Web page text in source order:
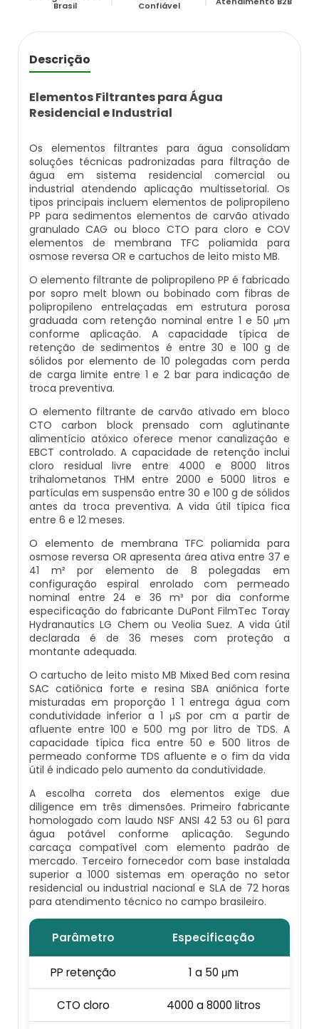
Empresa De Análise De Água
Kit Análise De Água Piscicultura
Kit Análise De Agua Piscina
Kit Para Análise De Água
Laboratorio Análise Agua
Laboratório De Análise De Água
Laboratório Para Análise De Água Potável
Laudo De Análise De Água Potável
Onde Fazer Análise De Água Em Sp
Quanto Custa Para Fazer Análise De Agua
Quanto Custa Uma Análise De Água De
Poço
Teste De Água Potável
Laboratório Análise De Efluentes
Laboratório De Análise De Efluentes
Estação De Tratamento De Efluentes Ete Sp
Ete Estação De Tratamento De Efluentes Sp
Ete Efluentes
Resinas De Troca Iônica Para Deionizadores
Sistema De Tratamento De Água De Poço
Artesiano
Sistema De Tratamento De Água Osmose
Reversa
Tratamento De Água De Caldeiras
Industriais
Tratamento De Água De Trocador De Calor
Tratamento De Água Para Caldeira A Vapor
Tratamento De Água Para Caldeiras
Tratamento Químico De Água Para
Caldeiras
Venda De Osmose Reversa
Carvão Ativado Granulado
Comprar Filtro De Osmose Reversa
Distribuidor De Osmose Reversa
Distribuidor De Osmose Reversa De
Tratamento De Água
Filtro Para Poço Artesiano Com Carvão
Ativado
Membrana De Osmose Reversa
Osmose Reversa
Osmose Reversa Dessalinização
Osmose Reversa Industrial
Abrandador Residencial
Desmineralizador De Água Industrial
Desmineralizador Industrial
Desmineralizador Preço
Desmineralizador De Água Preço
Filtro Abrandador Residencial
Fabricante De Desmineralizador De Água
Desmineralizador De Água Portátil
Distribuidor De Abrandador
Fabricante De Resina De Troca Iônica
Fabricantes De Abrandadores
Filtro De Água Osmose Reversa
Filtro De Osmose Reversa
Filtro Desferrizador
Abrandador
Desmineralizador
Filtro De Agua Alta Vazão
Filtro De Fibra De Vidro
Filtro De Água Industrial Preço
Filtro De Água Para Indústria
Filtro De Água Para Poço Artesiano
Filtro De Água Para Poço Artesiano Preço
Filtro Para Ferro Na Água
Filtro Para Poço Artesiano Alta Vazão
Filtro Deionizador Aquário
Deionizador A Venda
Onde Comprar Deionizador
Preço De Deionizador
Deionizador Em Sp
Deionizador Industrial
Filtro Para Remover Ferro E Manganês
Elemento Filtrante Para Remoção De Ferro
Removedor De Tinta Óleo Em Ferro
Removedor De Tinta Ferro
Removedor De Ferrugem De Ferro
Elementos Filtrantes Para Água
Brasil Confiável
Descrição
Elementos Filtrantes para Água
Residencial e Industrial
Os elementos filtrantes para água consolidam
soluções técnicas padronizadas para filtração de
água em sistema residencial comercial ou
industrial atendendo aplicação multissetorial. Os
tipos principais incluem elementos de polipropileno
PP para sedimentos elementos de carvão ativado
granulado CAG ou bloco CTO para cloro e COV
elementos de membrana TFC poliamida para
osmose reversa OR e cartuchos de leito misto MB.
O elemento filtrante de polipropileno PP é fabricado
por sopro melt blown ou bobinado com fibras de
polipropileno entrelaçadas em estrutura porosa
graduada com retenção nominal entre 1 e 50 μm
conforme aplicação. A capacidade típica de
retenção de sedimentos é entre 30 e 100 g de
sólidos por elemento de 10 polegadas com perda
de carga limite entre 1 e 2 bar para indicação de
troca preventiva.
O elemento filtrante de carvão ativado em bloco
CTO carbon block prensado com aglutinante
alimentício atóxico oferece menor canalização e
EBCT controlado. A capacidade de retenção inclui
cloro residual livre entre 4000 e 8000 litros
trihalometanos THM entre 2000 e 5000 litros e
partículas em suspensão entre 30 e 100 g de sólidos
antes da troca preventiva. A vida útil típica fica
entre 6 e 12 meses.
O elemento de membrana TFC poliamida para
osmose reversa OR apresenta área ativa entre 37 e
41 m² por elemento de 8 polegadas em
configuração espiral enrolado com permeado
nominal entre 24 e 36 m³ por dia conforme
especificação do fabricante DuPont FilmTec Toray
Hydranautics LG Chem ou Veolia Suez. A vida útil
declarada é de 36 meses com proteção a
montante adequada.
O cartucho de leito misto MB Mixed Bed com resina
SAC catiônica forte e resina SBA aniônica forte
misturadas em proporção 1 1 entrega água com
condutividade inferior a 1 μS por cm a partir de
afluente entre 100 e 500 mg por litro de TDS. A
capacidade típica fica entre 50 e 500 litros de
permeado conforme TDS afluente e o fim da vida
útil é indicado pelo aumento da condutividade.
A escolha correta dos elementos exige due
diligence em três dimensões. Primeiro fabricante
homologado com laudo NSF ANSI 42 53 ou 61 para
água potável conforme aplicação. Segundo
carcaça compatível com elemento padrão de
mercado. Terceiro fornecedor com base instalada
superior a 1000 sistemas em operação no setor
residencial ou industrial nacional e SLA de 72 horas
para atendimento técnico no campo brasileiro.
Parâmetro Especificação
PP retenção 1 a 50 μm
CTO cloro 4000 a 8000 litros